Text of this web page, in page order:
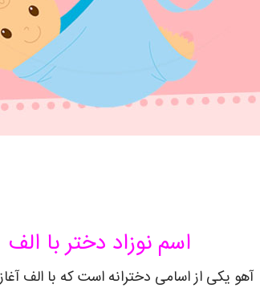
اسم نوزاد دختر با الف
آهو یکی از اسامی دخترانه است که با الف